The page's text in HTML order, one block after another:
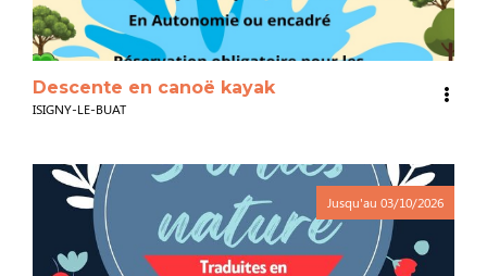
Descente en canoë kayak
ISIGNY-LE-BUAT
Jusqu'au 03/10/2026